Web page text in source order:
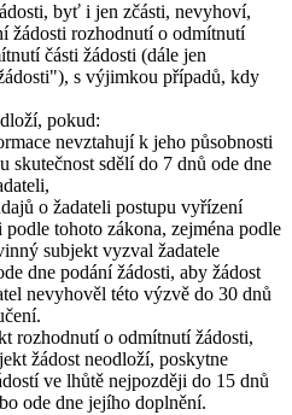
byť i jen zčásti, nevyhoví,
žádosti rozhodnutí o odmítnutí
části žádosti (dále jen
s výjimkou případů, kdy
pokud:
nevztahují k jeho působnosti
skutečnost sdělí do 7 dnů ode dne
o žadateli postupu vyřízení
tohoto zákona, zejména podle
subjekt vyzval žadatele
dne podání žádosti, aby žádost
nevyhověl této výzvě do 30 dnů
rozhodnutí o odmítnutí žádosti,
žádost neodloží, poskytne
ve lhůtě nejpozději do 15 dnů
ode dne jejího doplnění.